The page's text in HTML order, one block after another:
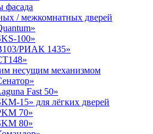
фасада
/ межкомнатных дверей
100»
РИАК 1435»
несущим механизмом
Fast 50»
15» для лёгких дверей
70»
80»